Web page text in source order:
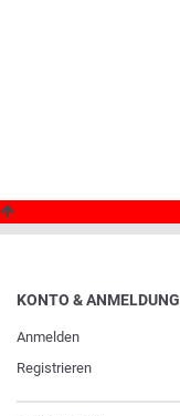
KONTO & ANMELDUNG
Anmelden
Registrieren